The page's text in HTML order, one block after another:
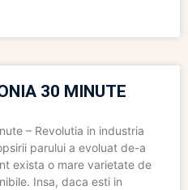
30 MINUTE
– Revolutia in industria
parului a evoluat de-a
exista o mare varietate de
Insa, daca esti in